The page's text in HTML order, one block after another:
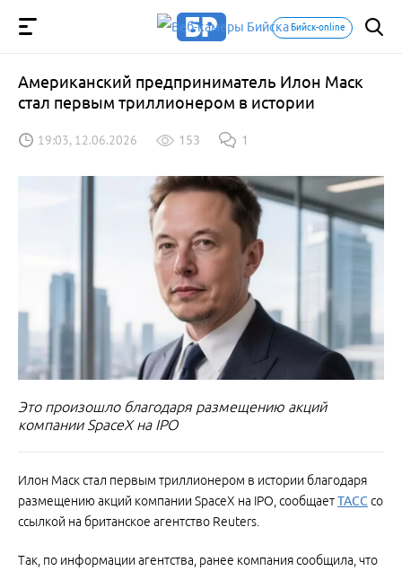
Бийск-online
Американский предприниматель Илон Маск
стал первым триллионером в истории
19:03, 12.06.2026 153 1
Это произошло благодаря размещению акций
компании SpaceX на IPO
Илон Маск стал первым триллионером в истории благодаря
размещению акций компании SpaceX на IPO, сообщаетТАССсо
ссылкой на британское агентство Reuters.
Так, по информации агентства, ранее компания сообщила, что